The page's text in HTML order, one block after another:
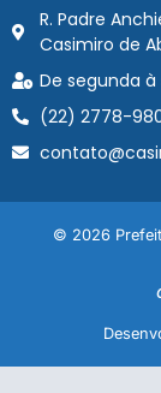
R. Padre
Casimiro de
De segunda à
(22) 2778-
© 2026